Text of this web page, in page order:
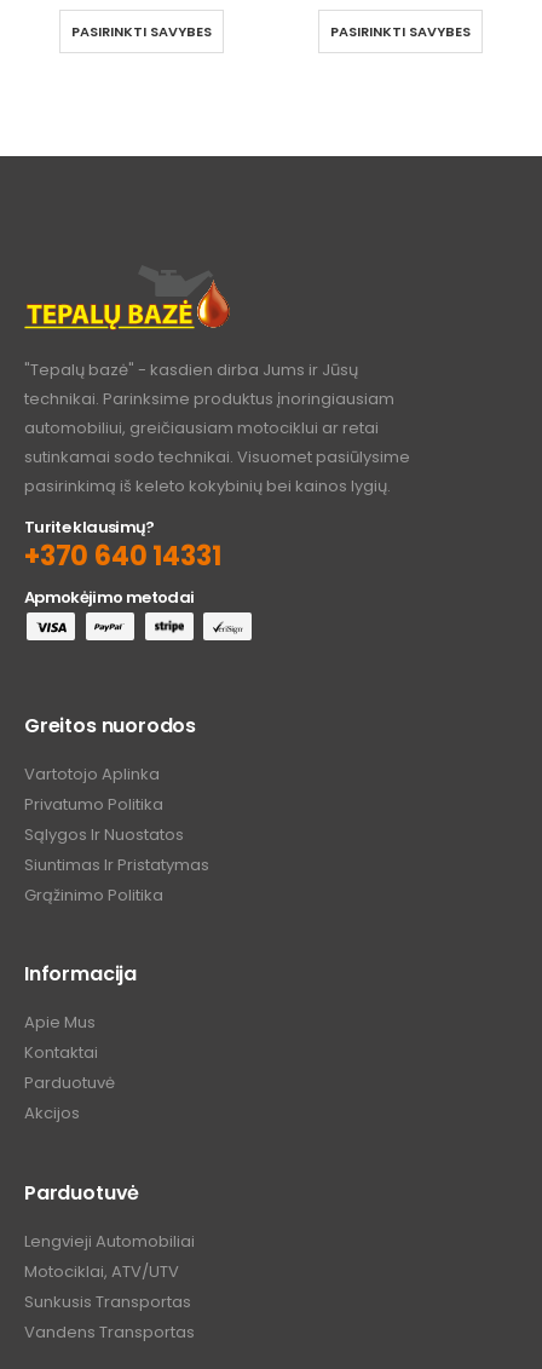
PASIRINKTI SAVYBES PASIRINKTI SAVYBES
"Tepalų bazė" - kasdien dirba Jums ir Jūsų
technikai. Parinksime produktus įnoringiausiam
automobiliui, greičiausiam motociklui ar retai
sutinkamai sodo technikai. Visuomet pasiūlysime
pasirinkimą iš keleto kokybinių bei kainos lygių.
Turite klausimų?
+370 640 14331
Apmokėjimo metodai
Greitos nuorodos
Vartotojo Aplinka
Privatumo Politika
Sąlygos Ir Nuostatos
Siuntimas Ir Pristatymas
Grąžinimo Politika
Informacija
Apie Mus
Kontaktai
Parduotuvė
Akcijos
Parduotuvė
Lengvieji Automobiliai
Motociklai, ATV/UTV
Sunkusis Transportas
Vandens Transportas